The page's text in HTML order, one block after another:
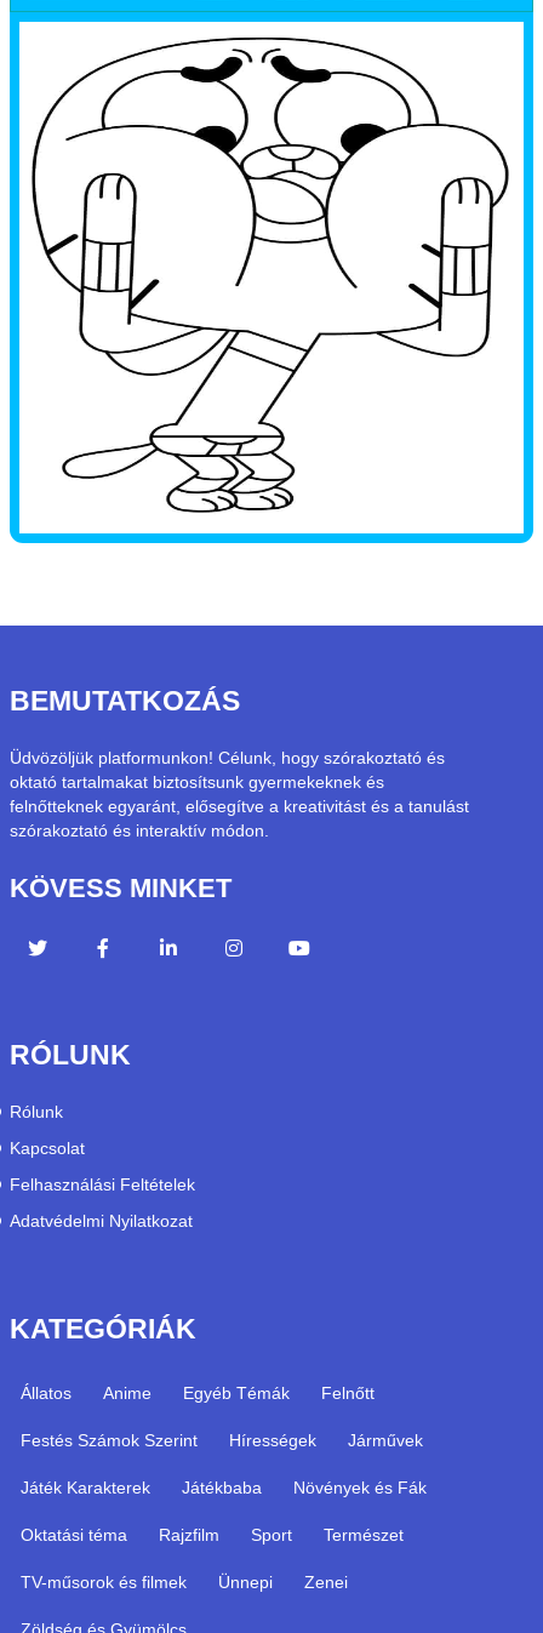
BEMUTATKOZÁS
Üdvözöljük platformunkon! Célunk, hogy szórakoztató és
oktató tartalmakat biztosítsunk gyermekeknek és
felnőtteknek egyaránt, elősegítve a kreativitást és a tanulást
szórakoztató és interaktív módon.
KÖVESS MINKET
RÓLUNK
Rólunk
Kapcsolat
Felhasználási Feltételek
Adatvédelmi Nyilatkozat
KATEGÓRIÁK
Állatos Anime Egyéb Témák Felnőtt
Festés Számok Szerint Hírességek Járművek
Játék Karakterek Játékbaba Növények és Fák
Oktatási téma Rajzfilm Sport Természet
TV-műsorok és filmek Ünnepi Zenei
Zöldség és Gyümölcs